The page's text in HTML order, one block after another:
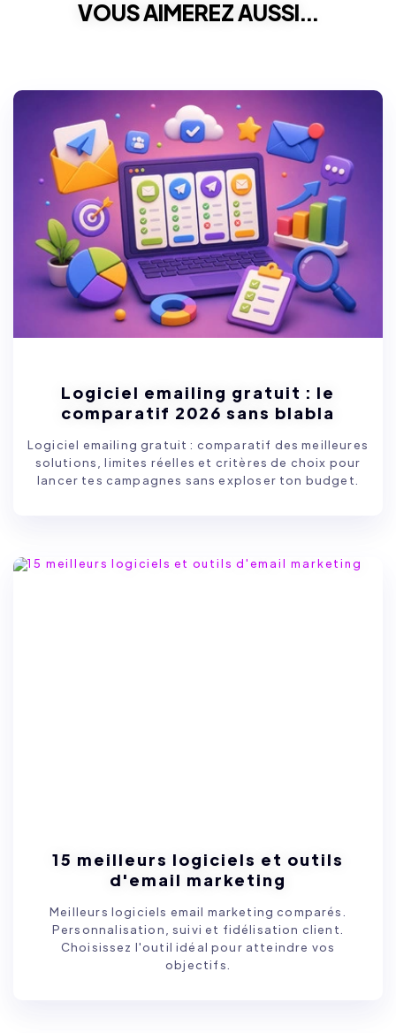
VOUS AIMEREZ AUSSI...
Logiciel emailing gratuit : le
comparatif 2026 sans blabla
Logiciel emailing gratuit : comparatif des meilleures
solutions, limites réelles et critères de choix pour
lancer tes campagnes sans exploser ton budget.
15 meilleurs logiciels et outils
d'email marketing
Meilleurs logiciels email marketing comparés.
Personnalisation, suivi et fidélisation client.
Choisissez l'outil idéal pour atteindre vos
objectifs.